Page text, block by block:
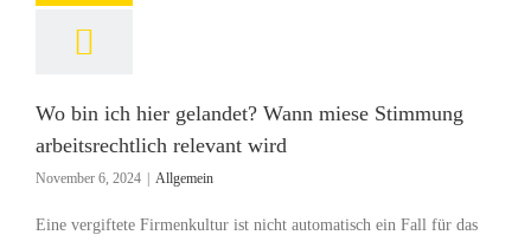
Wo bin ich hier gelandet? Wann miese Stimmung
arbeitsrechtlich relevant wird
November 6, 2024 Allgemein
Eine vergiftete Firmenkultur ist nicht automatisch ein Fall für das